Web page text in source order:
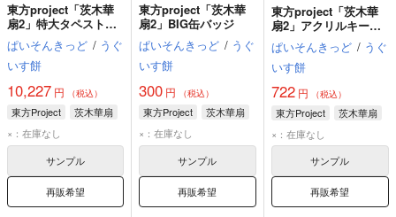
東方project「茨木華
扇2」特大タペストリ
ー（キラキラtex仕
様）
ぱいそんきっど / うぐ
いす餅
10,227 円 （税込）
東方Project
茨木華扇
×：在庫なし
サンプル
再販希望
東方project「茨木華
扇2」BIG缶バッジ
ぱいそんきっど / うぐ
いす餅
300 円 （税込）
東方Project
茨木華扇
×：在庫なし
サンプル
再販希望
東方project「茨木華
扇2」アクリルキーホ
ルダー
ぱいそんきっど / うぐ
いす餅
722円 （税込）
東方Project
茨木華扇
×：在庫なし
サンプル
再販希望